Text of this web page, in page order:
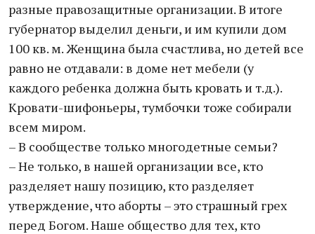
разные правозащитные организации. В итоге
губернатор выделил деньги, и им купили дом
100 кв. м. Женщина была счастлива, но детей все
равно не отдавали: в доме нет мебели (у
каждого ребенка должна быть кровать и т.д.).
Кровати-шифоньеры, тумбочки тоже собирали
всем миром.
– В сообществе только многодетные семьи?
– Не только, в нашей организации все, кто
разделяет нашу позицию, кто разделяет
утверждение, что аборты – это страшный грех
перед Богом. Наше общество для тех, кто